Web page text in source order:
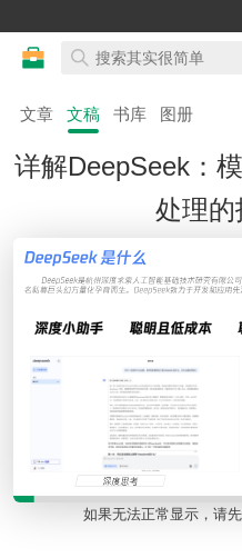
文章 文稿 书库 图册
详解DeepSeek：
处理的
如果无法正常显示，请